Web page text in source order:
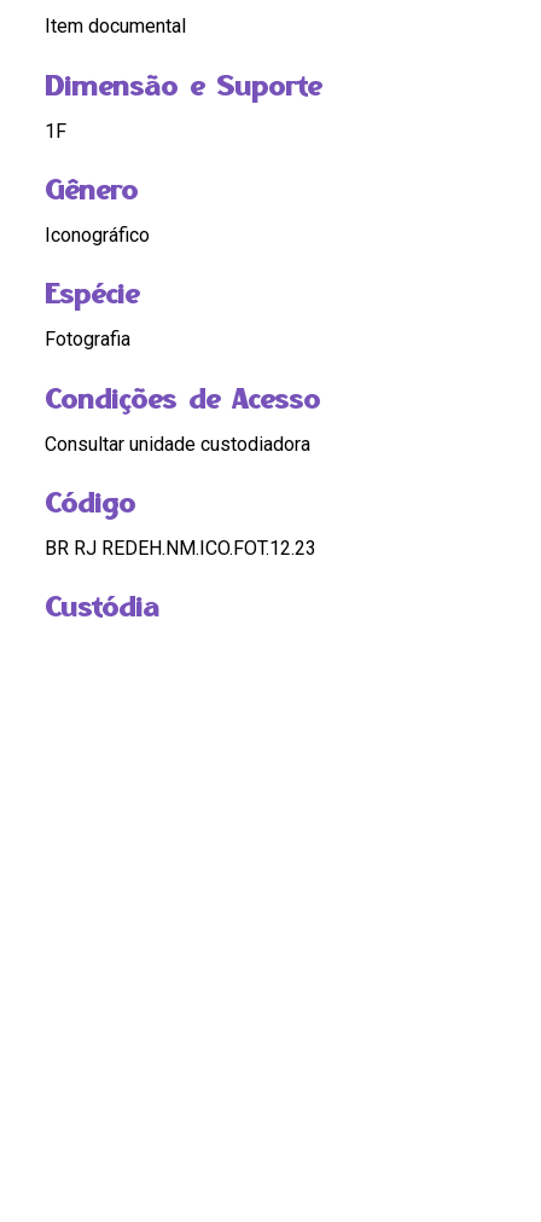
Item documental
Dimensão e Suporte
1F
Gênero
Iconográfico
Espécie
Fotografia
Condições de Acesso
Consultar unidade custodiadora
Código
BR RJ REDEH.NM.ICO.FOT.12.23
Custódia